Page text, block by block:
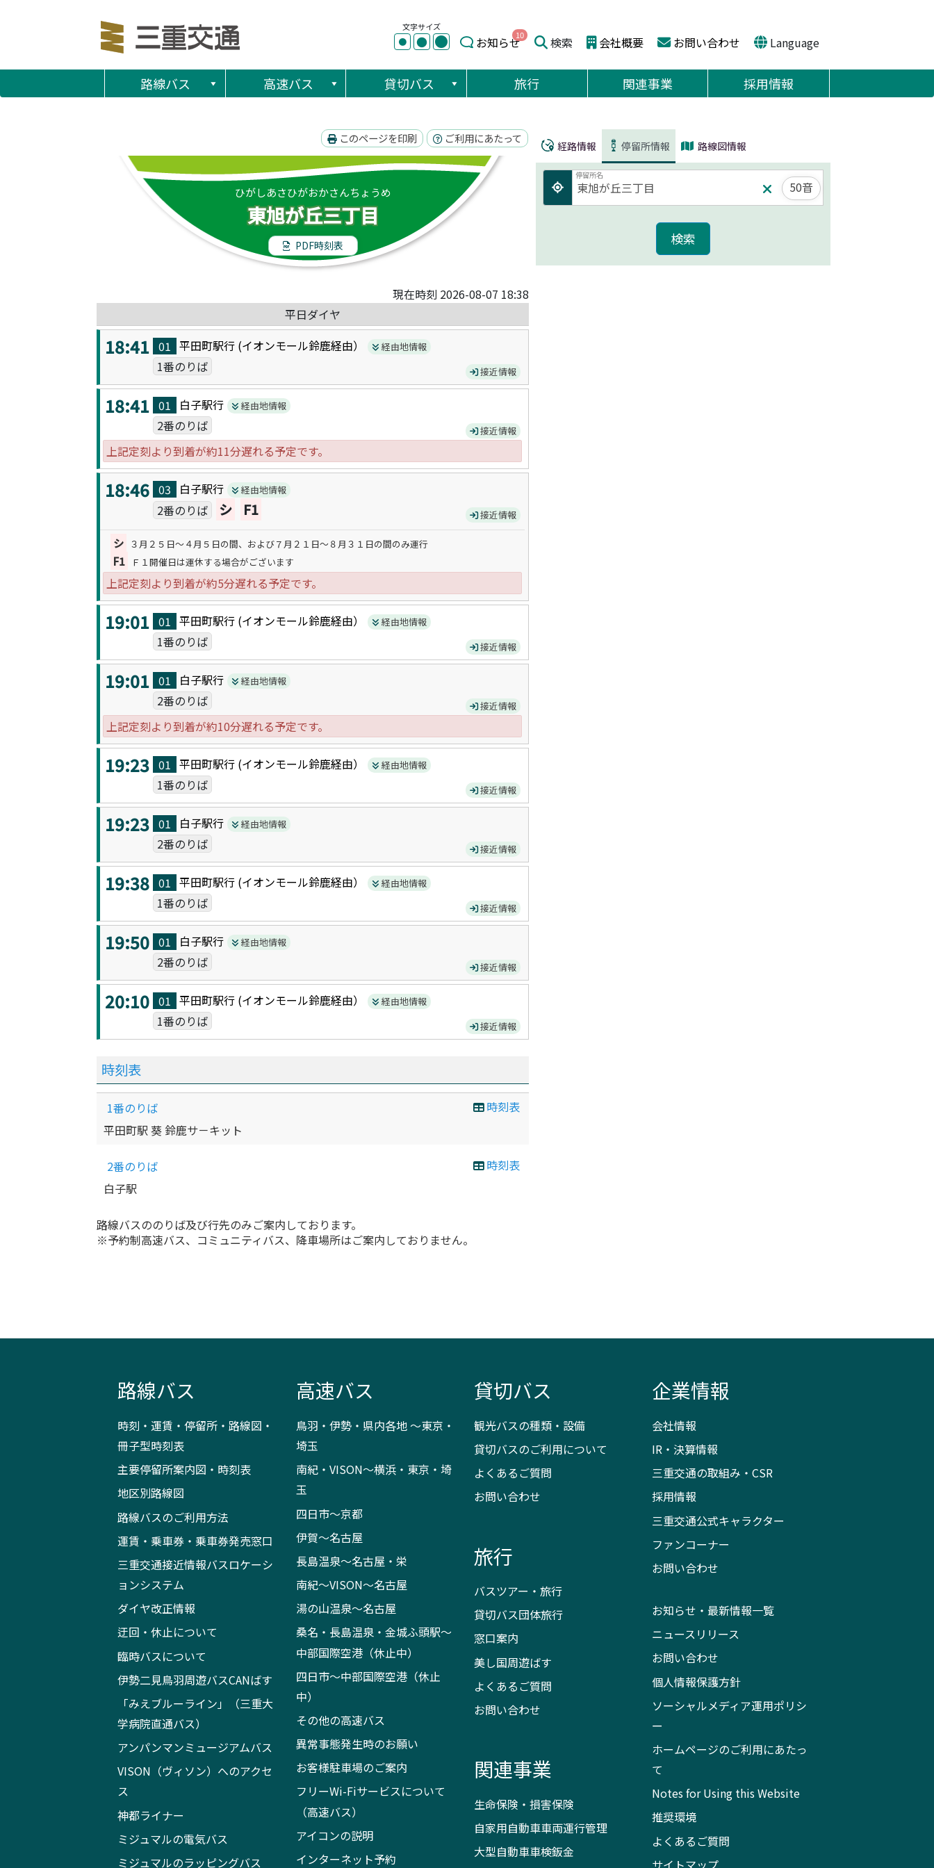
文字サイズ
● ● ● お知らせ10 検索 会社概要 お問い合わせ Language
路線バス 高速バス 貸切バス 旅行 関連事業 採用情報
このページを印刷 ご利用にあたって
ひがしあさひがおかさんちょうめ
東旭が丘三丁目
PDF時刻表
現在時刻 2026-08-07 18:38
平日ダイヤ
18:41 01 平田町駅行 (イオンモール鈴鹿経由） 経由地情報
1番のりば 接近情報
18:41 01 白子駅行 経由地情報
2番のりば 接近情報
上記定刻より到着が約11分遅れる予定です。
18:46 03 白子駅行 経由地情報
2番のりば シ F1 接近情報
シ ３月２５日～４月５日の間、および７月２１日～８月３１日の間のみ運行
F1 Ｆ１開催日は運休する場合がございます
上記定刻より到着が約5分遅れる予定です。
19:01 01 平田町駅行 (イオンモール鈴鹿経由） 経由地情報
1番のりば 接近情報
19:01 01 白子駅行 経由地情報
2番のりば 接近情報
上記定刻より到着が約10分遅れる予定です。
19:23 01 平田町駅行 (イオンモール鈴鹿経由） 経由地情報
1番のりば 接近情報
19:23 01 白子駅行 経由地情報
2番のりば 接近情報
19:38 01 平田町駅行 (イオンモール鈴鹿経由） 経由地情報
1番のりば 接近情報
19:50 01 白子駅行 経由地情報
2番のりば 接近情報
20:10 01 平田町駅行 (イオンモール鈴鹿経由） 経由地情報
1番のりば 接近情報
時刻表
時刻表
1番のりば
平田町駅 葵 鈴鹿サ－キット
時刻表
2番のりば
白子駅
路線バスののりば及び行先のみご案内しております。
※予約制高速バス、コミュニティバス、降車場所はご案内しておりません。
経路情報 停留所情報 路線図情報
停留所名
50音
路線バス
時刻・運賃・停留所・路線図・
冊子型時刻表
主要停留所案内図・時刻表
地区別路線図
路線バスのご利用方法
運賃・乗車券・乗車券発売窓口
三重交通接近情報バスロケーシ
ョンシステム
ダイヤ改正情報
迂回・休止について
臨時バスについて
伊勢二見鳥羽周遊バスCANばす
「みえブルーライン」（三重大
学病院直通バス）
アンパンマンミュージアムバス
VISON（ヴィソン）へのアクセ
ス
神都ライナー
ミジュマルの電気バス
ミジュマルのラッピングバス
高速バス
鳥羽・伊勢・県内各地 ～東京・
埼玉
南紀・VISON～横浜・東京・埼
玉
四日市～京都
伊賀～名古屋
長島温泉～名古屋・栄
南紀～VISON～名古屋
湯の山温泉～名古屋
桑名・長島温泉・金城ふ頭駅～
中部国際空港（休止中）
四日市～中部国際空港（休止
中）
その他の高速バス
異常事態発生時のお願い
お客様駐車場のご案内
フリーWi-Fiサービスについて
（高速バス）
アイコンの説明
インターネット予約
貸切バス
観光バスの種類・設備
貸切バスのご利用について
よくあるご質問
お問い合わせ
旅行
バスツアー・旅行
貸切バス団体旅行
窓口案内
美し国周遊ばす
よくあるご質問
お問い合わせ
関連事業
生命保険・損害保険
自家用自動車車両運行管理
大型自動車車検鈑金
企業情報
会社情報
IR・決算情報
三重交通の取組み・CSR
採用情報
三重交通公式キャラクター
ファンコーナー
お問い合わせ
お知らせ・最新情報一覧
ニュースリリース
お問い合わせ
個人情報保護方針
ソーシャルメディア運用ポリシ
ー
ホームページのご利用にあたっ
て
Notes for Using this Website
推奨環境
よくあるご質問
サイトマップ